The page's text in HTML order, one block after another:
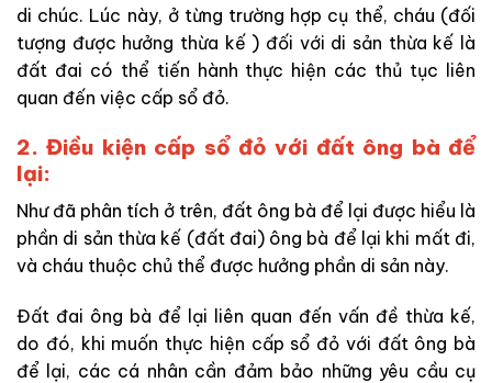
di chúc. Lúc này, ở từng trường hợp cụ thể, cháu (đối
tượng được hưởng thừa kế ) đối với di sản thừa kế là
đất đai có thể tiến hành thực hiện các thủ tục liên
quan đến việc cấp sổ đỏ.
2. Điều kiện cấp sổ đỏ với đất ông bà để
lại:
Như đã phân tích ở trên, đất ông bà để lại được hiểu là
phần di sản thừa kế (đất đai) ông bà để lại khi mất đi,
và cháu thuộc chủ thể được hưởng phần di sản này.
Đất đai ông bà để lại liên quan đến vấn đề thừa kế,
do đó, khi muốn thực hiện cấp sổ đỏ với đất ông bà
để lại, các cá nhân cần đảm bảo những yêu cầu cụ